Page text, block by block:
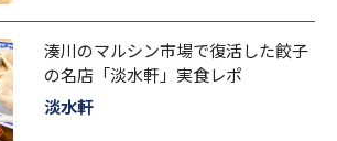
湊川のマルシン市場で復活した餃子
の名店「淡水軒」実食レポ
淡水軒